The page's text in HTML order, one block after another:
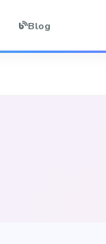
Blog